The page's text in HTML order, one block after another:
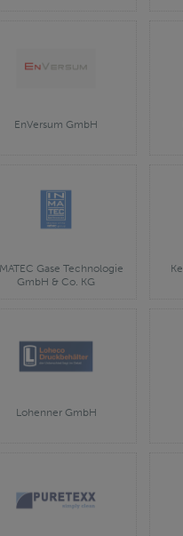
EnVersum GmbH
Gase Technologie
GmbH & Co. KG
Lohenner GmbH